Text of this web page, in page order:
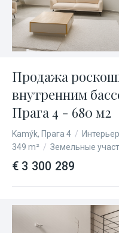
Продажа
внутренним
Прага 4 - 680 м2
Kamýk, Прага 4 /
349 m² / Земельные
€ 3 300 289